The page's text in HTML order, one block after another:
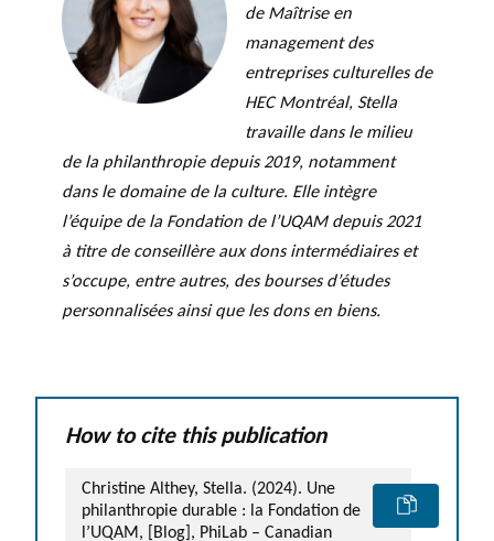
de Maîtrise en
management des
entreprises culturelles de
HEC Montréal, Stella
travaille dans le milieu
de la philanthropie depuis 2019, notamment
dans le domaine de la culture. Elle intègre
l’équipe de la Fondation de l’UQAM depuis 2021
à titre de conseillère aux dons intermédiaires et
s’occupe, entre autres, des bourses d’études
personnalisées ainsi que les dons en biens.
How to cite this publication
Christine Althey, Stella. (2024). Une
philanthropie durable : la Fondation de
l’UQAM, [Blog], PhiLab – Canadian